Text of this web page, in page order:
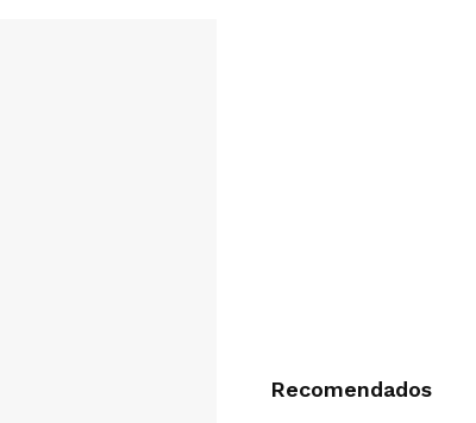
Recomendados